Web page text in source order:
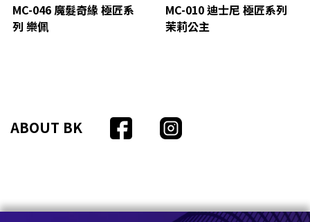
MC-046 魔髮奇緣 極匠系
列 樂佩
MC-010 迪士尼 極匠系列
茉莉公主
ABOUT BK